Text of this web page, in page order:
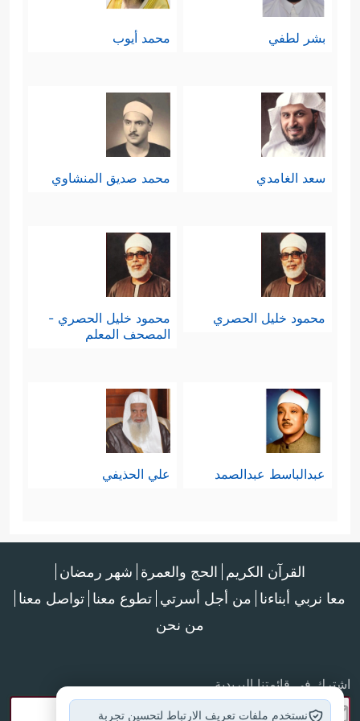
لِلَّهِ رَبِّ ٱلۡعَـٰلَمِینَ﴾
فسلامٌ عليك سيدي رسول الله وعلى آل
وحمل دعوتك إلى يوم الدين، وسلامٌ
على إخوانك المرسلين، وآخرُ دعوانا أن
الحمد لله ربِّ العالمين.
بشر لطفي محمد أيوب
سعد الغامدي محمد صديق المنشاوي
محمود خليل الحصري
محمود خليل الحصري -
المصحف المعلم
عبدالباسط عبدالصمد علي الحذيفي
القرآن الكريم الحج والعمرة شهر رمضان
معا نربي أبناءنا من أجل أسرتي تطوع معنا تواصل معنا
من نحن
اشترك في قائمتنا البريدية
نستخدم ملفات تعريف الارتباط لتحسين تجربة